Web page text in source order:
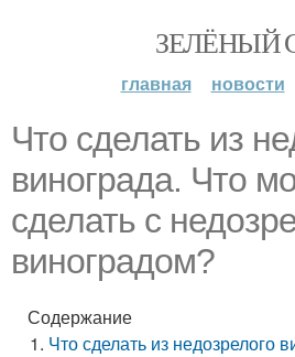
ЗЕЛЁНЫЙ
главная новости
Что сделать из
винограда. Что
сделать с
виноградом?
Содержание
Что сделать из недозрелого